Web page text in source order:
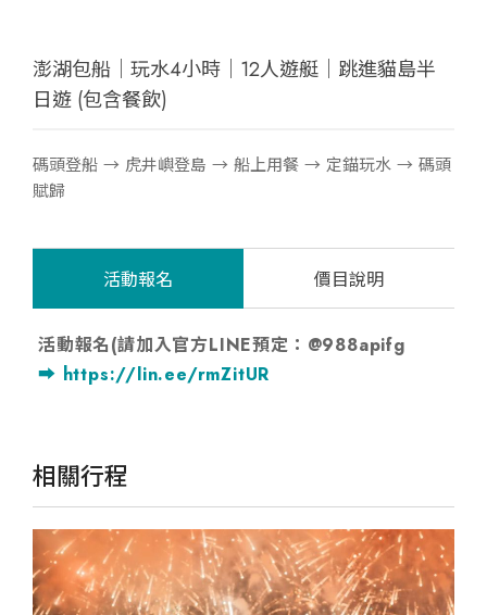
澎湖包船｜玩水4小時｜12人遊艇｜跳進貓島半
日遊 (包含餐飲)
碼頭登船 → 虎井嶼登島 → 船上用餐 → 定錨玩水 → 碼頭
賦歸
活動報名 價目說明
活動報名(請加入官方LINE預定：@988apifg
➡️ https://lin.ee/rmZitUR
相關行程